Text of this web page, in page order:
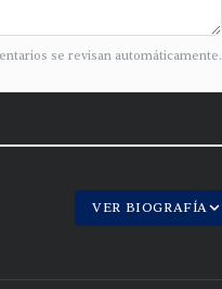
se revisan automáticamente.
VER BIOGRAFÍA